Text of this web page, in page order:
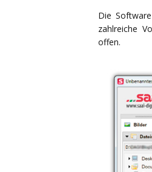
Die
zahlreiche
offen.